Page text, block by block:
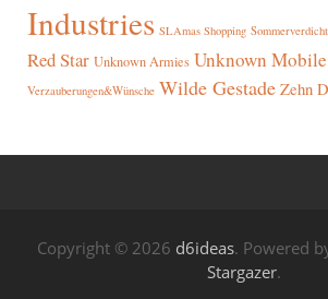
Industries SLAmas Shopping
Red Star Unknown Armies Unknown
Verzauberungen&Wünsche Wilde Gestade Zehn
Copyright © 2026 d6ideas. Powered
Stargazer.